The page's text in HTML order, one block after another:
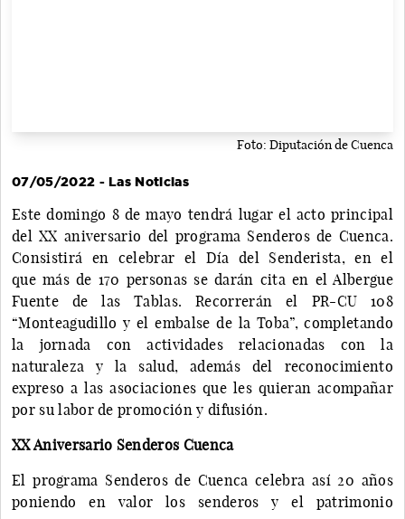
Foto: Diputación de Cuenca
07/05/2022 - Las Noticias
Este domingo 8 de mayo tendrá lugar el acto principal
del XX aniversario del programa Senderos de Cuenca.
Consistirá en celebrar el Día del Senderista, en el
que más de 170 personas se darán cita en el Albergue
Fuente de las Tablas. Recorrerán el PR-CU 108
“Monteagudillo y el embalse de la Toba”, completando
la jornada con actividades relacionadas con la
naturaleza y la salud, además del reconocimiento
expreso a las asociaciones que les quieran acompañar
por su labor de promoción y difusión.
XX Aniversario Senderos Cuenca
El programa Senderos de Cuenca celebra así 20 años
poniendo en valor los senderos y el patrimonio